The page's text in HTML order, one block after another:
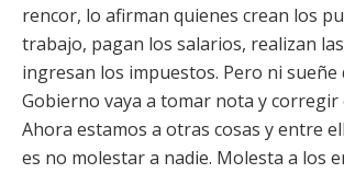
rencor, lo afirman quienes crean los
trabajo, pagan los salarios, realizan
ingresan los impuestos. Pero ni sueñe
Gobierno vaya a tomar nota y corregir
Ahora estamos a otras cosas y entre
es no molestar a nadie. Molesta a los